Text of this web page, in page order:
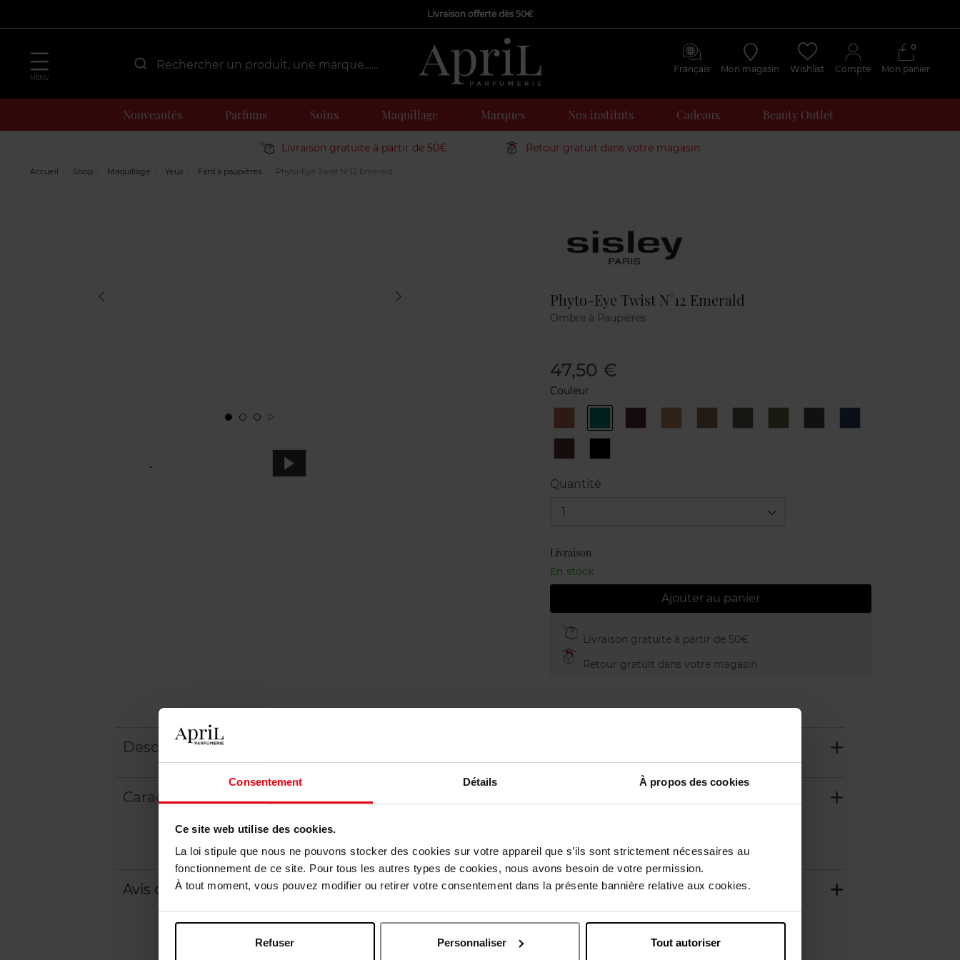
Consentement Détails À propos des cookies
Ce site web utilise des cookies.
La loi stipule que nous ne pouvons stocker des cookies sur votre appareil que s’ils sont strictement nécessaires au
fonctionnement de ce site. Pour tous les autres types de cookies, nous avons besoin de votre permission.
À tout moment, vous pouvez modifier ou retirer votre consentement dans la présente bannière relative aux cookies.
Refuser Personnaliser Tout autoriser
Livraison offerte dès 50€
MENU
Français Mon magasin Wishlist Compte Mon panier
0
Nouveautés Parfums Soins Maquillage Marques Nos instituts Cadeaux Beauty Outlet
Livraison gratuite à partir de 50€ Retour gratuit dans votre magasin
Accueil Shop Maquillage Yeux Fard à paupières Phyto-Eye Twist N°12 Emerald
Phyto-Eye Twist N°12 Emerald
Ombre à Paupières
47,50 €
Couleur
CopperEmeraldBlack Pearl TopazeBronzeKhaki Steel
Marine
HavanaBlack
Quantité
1
Livraison
En stock
Ajouter au panier
Livraison gratuite à partir de 50€
Retour gratuit dans votre magasin
Description
Caractéristiques
Avis client Politique relative aux avis des clients